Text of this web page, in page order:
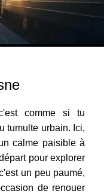
comme si tu
tumulte urbain. Ici,
calme paisible à
pour explorer
un peu paumé,
de renouer